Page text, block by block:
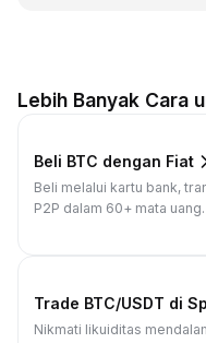
Lebih Banyak Cara
Beli BTC dengan Fiat
Beli melalui kartu bank,
P2P dalam 60+ mata uang.
Trade BTC/USDT di
Nikmati likuiditas